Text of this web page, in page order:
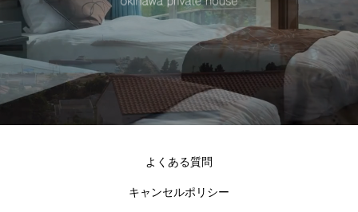
よくある質問
キャンセルポリシー